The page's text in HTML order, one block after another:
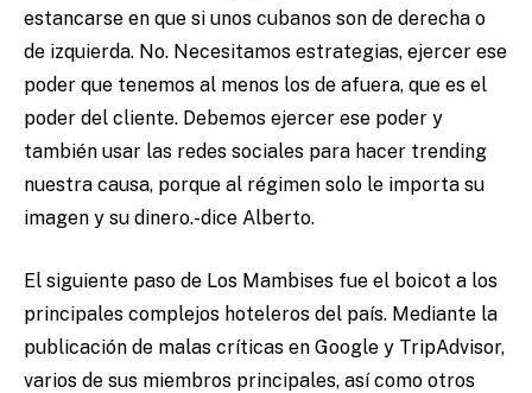
estancarse en que si unos cubanos son de derecha o
de izquierda. No. Necesitamos estrategias, ejercer ese
poder que tenemos al menos los de afuera, que es el
poder del cliente. Debemos ejercer ese poder y
también usar las redes sociales para hacer trending
nuestra causa, porque al régimen solo le importa su
imagen y su dinero.-dice Alberto.
El siguiente paso de Los Mambises fue el boicot a los
principales complejos hoteleros del país. Mediante la
publicación de malas críticas en Google y TripAdvisor,
varios de sus miembros principales, así como otros